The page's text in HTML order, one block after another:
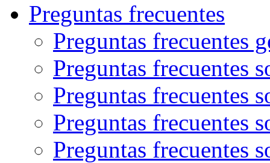
Preguntas frecuentes
Preguntas frecuentes
Preguntas frecuentes
Preguntas frecuentes
Preguntas frecuentes
Preguntas frecuentes